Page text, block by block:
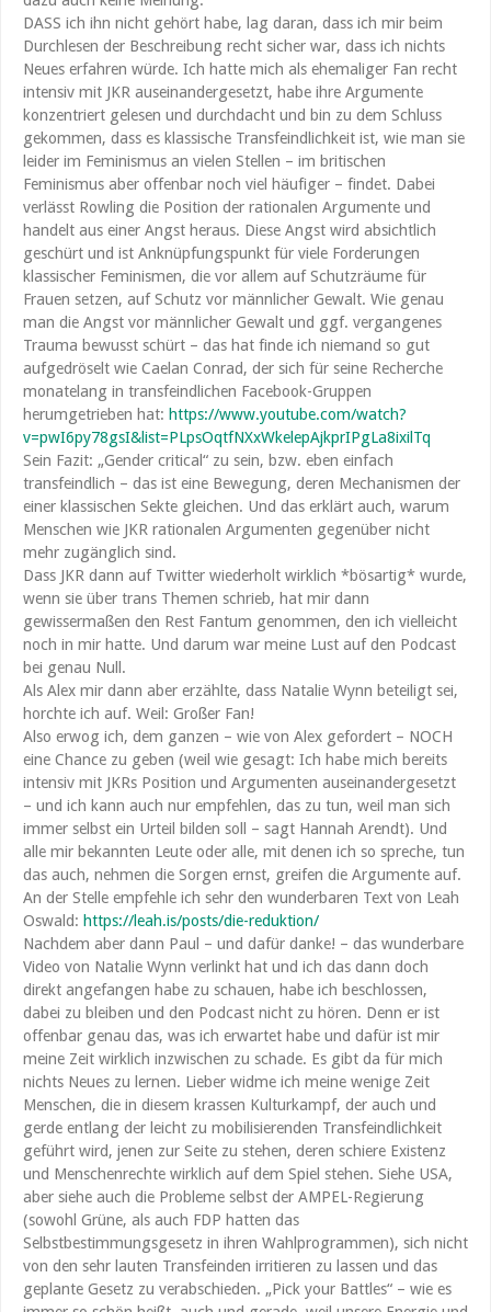
DASS ich ihn nicht gehört habe, lag daran, dass ich mir beim
Durchlesen der Beschreibung recht sicher war, dass ich nichts
Neues erfahren würde. Ich hatte mich als ehemaliger Fan recht
intensiv mit JKR auseinandergesetzt, habe ihre Argumente
konzentriert gelesen und durchdacht und bin zu dem Schluss
gekommen, dass es klassische Transfeindlichkeit ist, wie man sie
leider im Feminismus an vielen Stellen – im britischen
Feminismus aber offenbar noch viel häufiger – findet. Dabei
verlässt Rowling die Position der rationalen Argumente und
handelt aus einer Angst heraus. Diese Angst wird absichtlich
geschürt und ist Anknüpfungspunkt für viele Forderungen
klassischer Feminismen, die vor allem auf Schutzräume für
Frauen setzen, auf Schutz vor männlicher Gewalt. Wie genau
man die Angst vor männlicher Gewalt und ggf. vergangenes
Trauma bewusst schürt – das hat finde ich niemand so gut
aufgedröselt wie Caelan Conrad, der sich für seine Recherche
monatelang in transfeindlichen Facebook-Gruppen
herumgetrieben hat: https://www.youtube.com/watch?
v=pwI6py78gsI&list=PLpsOqtfNXxWkelepAjkprIPgLa8ixilTq
Sein Fazit: „Gender critical“ zu sein, bzw. eben einfach
transfeindlich – das ist eine Bewegung, deren Mechanismen der
einer klassischen Sekte gleichen. Und das erklärt auch, warum
Menschen wie JKR rationalen Argumenten gegenüber nicht
mehr zugänglich sind.
Dass JKR dann auf Twitter wiederholt wirklich *bösartig* wurde,
wenn sie über trans Themen schrieb, hat mir dann
gewissermaßen den Rest Fantum genommen, den ich vielleicht
noch in mir hatte. Und darum war meine Lust auf den Podcast
bei genau Null.
Als Alex mir dann aber erzählte, dass Natalie Wynn beteiligt sei,
horchte ich auf. Weil: Großer Fan!
Also erwog ich, dem ganzen – wie von Alex gefordert – NOCH
eine Chance zu geben (weil wie gesagt: Ich habe mich bereits
intensiv mit JKRs Position und Argumenten auseinandergesetzt
– und ich kann auch nur empfehlen, das zu tun, weil man sich
immer selbst ein Urteil bilden soll – sagt Hannah Arendt). Und
alle mir bekannten Leute oder alle, mit denen ich so spreche, tun
das auch, nehmen die Sorgen ernst, greifen die Argumente auf.
An der Stelle empfehle ich sehr den wunderbaren Text von Leah
Oswald: https://leah.is/posts/die-reduktion/
Nachdem aber dann Paul – und dafür danke! – das wunderbare
Video von Natalie Wynn verlinkt hat und ich das dann doch
direkt angefangen habe zu schauen, habe ich beschlossen,
dabei zu bleiben und den Podcast nicht zu hören. Denn er ist
offenbar genau das, was ich erwartet habe und dafür ist mir
meine Zeit wirklich inzwischen zu schade. Es gibt da für mich
nichts Neues zu lernen. Lieber widme ich meine wenige Zeit
Menschen, die in diesem krassen Kulturkampf, der auch und
gerde entlang der leicht zu mobilisierenden Transfeindlichkeit
geführt wird, jenen zur Seite zu stehen, deren schiere Existenz
und Menschenrechte wirklich auf dem Spiel stehen. Siehe USA,
aber siehe auch die Probleme selbst der AMPEL-Regierung
(sowohl Grüne, als auch FDP hatten das
Selbstbestimmungsgesetz in ihren Wahlprogrammen), sich nicht
von den sehr lauten Transfeinden irritieren zu lassen und das
geplante Gesetz zu verabschieden. „Pick your Battles“ – wie es